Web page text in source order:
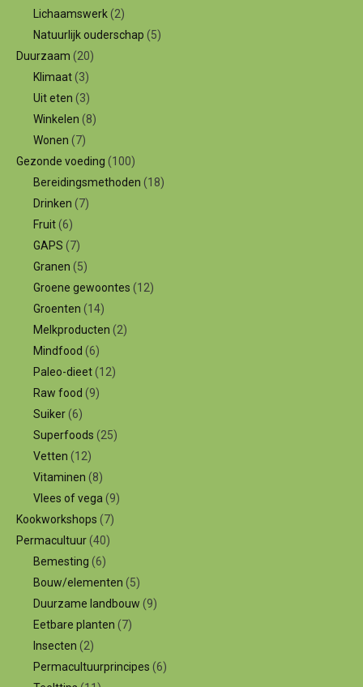
Lichaamswerk(2)
Natuurlijk ouderschap (5)
Duurzaam (20)
Klimaat(3)
Uit eten (3)
Winkelen (8)
Wonen (7)
Gezonde voeding (100)
Bereidingsmethoden (18)
Drinken (7)
Fruit(6)
GAPS (7)
Granen (5)
Groene gewoontes (12)
Groenten (14)
Melkproducten (2)
Mindfood (6)
Paleo-dieet(12)
Raw food (9)
Suiker(6)
Superfoods (25)
Vetten (12)
Vitaminen (8)
Vlees of vega(9)
Kookworkshops (7)
Permacultuur(40)
Bemesting (6)
Bouw/elementen (5)
Duurzame landbouw (9)
Eetbare planten (7)
Insecten (2)
Permacultuurprincipes (6)